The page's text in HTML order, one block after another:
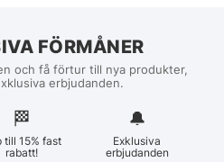
FÖRMÅNER
och få förtur till nya produkter,
erbjudanden.
🏁︎
till 15% fast
rabatt!
🔔
Exklusiva
erbjudanden